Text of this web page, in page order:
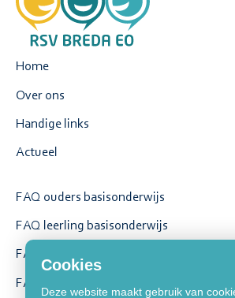
Cookies
Deze website maakt gebruik van
Home
Over ons
Handige links
Actueel
FAQ ouders basisonderwijs
FAQ leerling basisonderwijs
FAQ ouders voortgezet onderwijs
FAQ leerling voortgezet onderwijs